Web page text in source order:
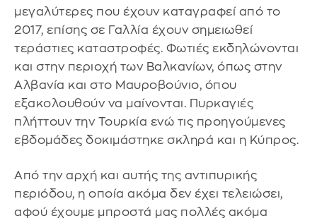
μεγαλύτερες που έχουν καταγραφεί από το
2017, επίσης σε Γαλλία έχουν σημειωθεί
τεράστιες καταστροφές. Φωτιές εκδηλώνονται
και στην περιοχή των Βαλκανίων, όπως στην
Αλβανία και στο Μαυροβούνιο, όπου
εξακολουθούν να μαίνονται. Πυρκαγιές
πλήττουν την Τουρκία ενώ τις προηγούμενες
εβδομάδες δοκιμάστηκε σκληρά και η Κύπρος.
Από την αρχή και αυτής της αντιπυρικής
περιόδου, η οποία ακόμα δεν έχει τελειώσει,
αφού έχουμε μπροστά μας πολλές ακόμα